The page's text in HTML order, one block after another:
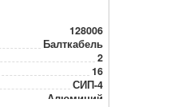
128006
Балткабель
2
16
СИП-4
Алюминий